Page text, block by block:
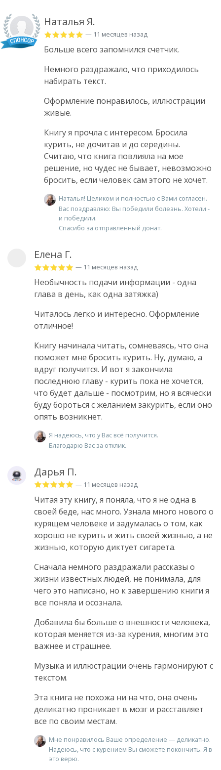
Наталья Я.
— 11 месяцев назад
Больше всего запомнился счетчик.
Немного раздражало, что приходилось
набирать текст.
Оформление понравилось, иллюстрации
живые.
Книгу я прочла с интересом. Бросила
курить, не дочитав и до середины.
Считаю, что книга повлияла на мое
решение, но чудес не бывает, невозможно
бросить, если человек сам этого не хочет.
Наталья! Целиком и полностью с Вами согласен.
Вас поздравляю: Вы победили болезнь. Хотели -
и победили.
Спасибо за отправленный донат.
Елена Г.
— 11 месяцев назад
Необычность подачи информации - одна
глава в день, как одна затяжка)
Читалось легко и интересно. Оформление
отличное!
Книгу начинала читать, сомневаясь, что она
поможет мне бросить курить. Ну, думаю, а
вдруг получится. И вот я закончила
последнюю главу - курить пока не хочется,
что будет дальше - посмотрим, но я всячески
буду бороться с желанием закурить, если оно
опять возникнет.
Я надеюсь, что у Вас всё получится.
Благодарю Вас за отклик.
Дарья П.
— 11 месяцев назад
Читая эту книгу, я поняла, что я не одна в
своей беде, нас много. Узнала много нового о
курящем человеке и задумалась о том, как
хорошо не курить и жить своей жизнью, а не
жизнью, которую диктует сигарета.
Сначала немного раздражали рассказы о
жизни известных людей, не понимала, для
чего это написано, но к завершению книги я
все поняла и осознала.
Добавила бы больше о внешности человека,
которая меняется из-за курения, многим это
важнее и страшнее.
Музыка и иллюстрации очень гармонируют с
текстом.
Эта книга не похожа ни на что, она очень
деликатно проникает в мозг и расставляет
все по своим местам.
Мне понравилось Ваше определение — деликатно.
Надеюсь, что с курением Вы сможете покончить. Я в
это верю.